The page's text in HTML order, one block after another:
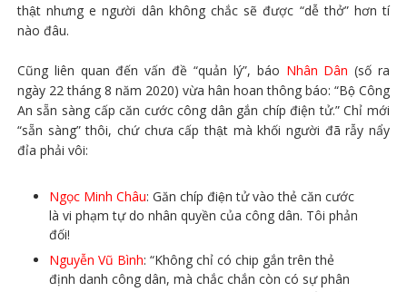
thật nhưng e người dân không chắc sẽ được “dễ thở” hơn tí
nào đâu.
Cũng liên quan đến vấn đề “quản lý”, báo Nhân Dân (số ra
ngày 22 tháng 8 năm 2020) vừa hân hoan thông báo: “Bộ Công
An sẵn sàng cấp căn cước công dân gắn chíp điện tử.” Chỉ mới
“sẵn sàng” thôi, chứ chưa cấp thật mà khối người đã rẫy nẩy
đỉa phải vôi:
Ngọc Minh Châu: Găn chíp điện tử vào thẻ căn cước
là vi phạm tự do nhân quyền của công dân. Tôi phản
đối!
Nguyễn Vũ Bình: “Không chỉ có chip gắn trên thẻ
định danh công dân, mà chắc chắn còn có sự phân